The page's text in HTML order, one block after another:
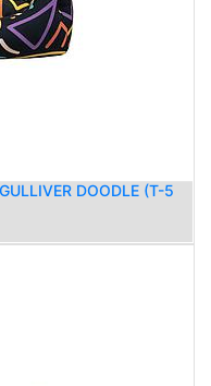
DOODLE (T-5